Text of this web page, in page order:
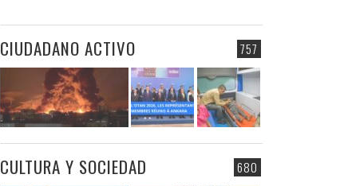
757
CIUDADANO ACTIVO
680
CULTURA Y SOCIEDAD